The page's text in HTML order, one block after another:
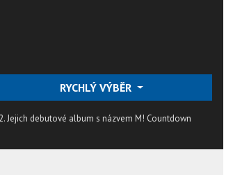
RYCHLÝ VÝBĚR
Jejich debutové album s názvem M! Countdown